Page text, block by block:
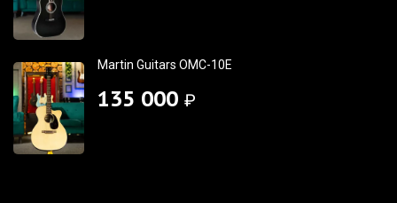
Martin Guitars OMC-10E
135 000 ₽